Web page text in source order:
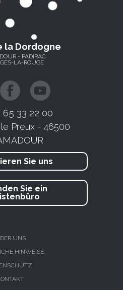
la Dordogne
- PADIRAC
LA-ROUGE
65 33 22 00
Preux - 46500
Sie uns
Sie ein
UNS
HINWEISE